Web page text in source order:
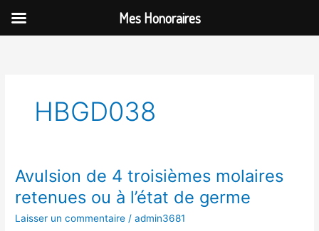
contenu
HBGD038
Avulsion de 4 troisièmes molaires
retenues ou à l’état de germe
Laisser un commentaire /admin3681
Avulsion
4
troisièmes
Mes Honoraires